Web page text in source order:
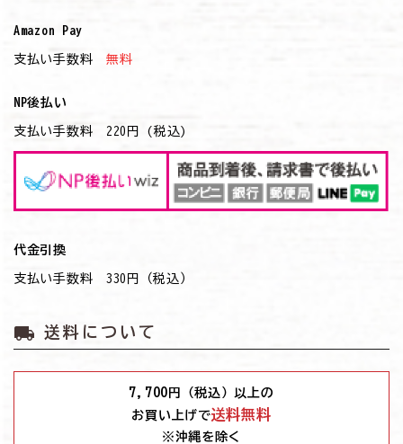
Amazon Pay
支払い手数料 無料
NP後払い
支払い手数料 220円 (税込)
代金引換
支払い手数料 330円（税込）
local_shipping 送料について
7,700 円（税込）以上の
お買い上げで送料無料
※沖縄を除く